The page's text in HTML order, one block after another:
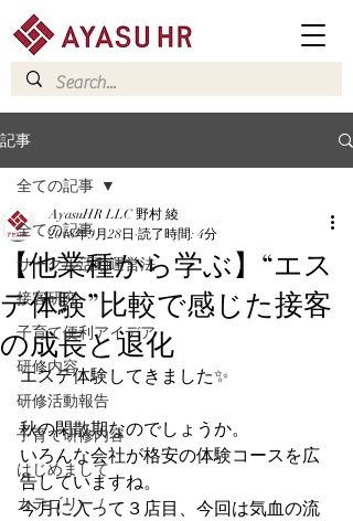
記事
全ての記事
サークル活動運営法
接客研究
子育て便利アイデア
研修内容
研修活動報告
子育て研修内容
はじめまして
カテゴリー 1
全ての記事
【他業種から学ぶ】“エス
テ体験”比較で感じた接客
の成長と退化
AyasuHR LLC 野村 綾
2018年9月28日 読了時間: 4分
エステ体験してきました✨
秋の閑散期なのでしょうか。
いろんな会社が格安の体験コースを広
告していますね。
今月に入って３店目、今回は気血の流